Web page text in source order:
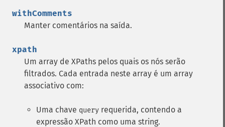
withComments
Manter comentários na saída.
xpath
Um array de XPaths pelos quais os nós serão
filtrados. Cada entrada neste array é um array
associativo com:
Uma chave query requerida, contendo a
expressão XPath como uma string.